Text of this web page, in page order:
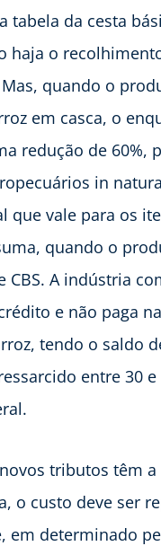
tabela da cesta
haja o
quando o
em casca, o
redução de 60%,
in
que vale para os
quando o
CBS. A indústria
e não paga
tendo o saldo
entre 30 e
tributos têm
o custo deve ser
em determinado